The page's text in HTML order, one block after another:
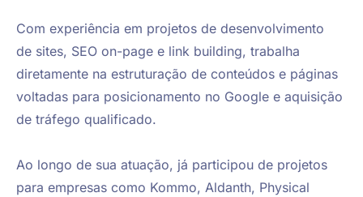
Com experiência em projetos de desenvolvimento
de sites, SEO on-page e link building, trabalha
diretamente na estruturação de conteúdos e páginas
voltadas para posicionamento no Google e aquisição
de tráfego qualificado.
Ao longo de sua atuação, já participou de projetos
para empresas como Kommo, Aldanth, Physical